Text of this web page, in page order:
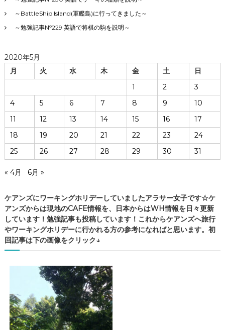
～BattleShip Island(軍艦島)に行ってきました～
～勉強記事№229 英語で将棋の駒を説明～
2020年5月
月
火 水 木 金 土
日
1
2
3
4
5 6 7 8 9
10
11
12 13 14 15 16
17
18
19 20 21 22 23
24
25
26 27 28 29 30 31
« 4月 6月 »
ケアンズにワーキングホリデーしていましたアラサー女子です☆ケ
アンズからは現地のCAFE情報を、日本からはWH情報を日々更新
しています！勉強記事も投稿しています！これからケアンズへ旅行
やワーキングホリデーに行かれる方の参考になればと思います。初
回記事は下の画像をクリック↓